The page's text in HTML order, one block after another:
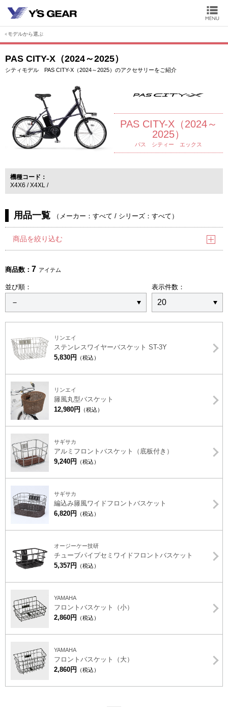
モデルから選ぶ
PAS CITY-X（2024～2025）
シティモデル PAS CITY-X（2024～2025）のアクセサリーをご紹介
PAS CITY-X（2024～
2025）
パス シティー エックス
機種コード
X4X6
X4XL
用品一覧 （ メーカー：すべて / シリーズ：すべて ）
商品を絞り込む
商品数： 7 アイテム
並び順： 表示件数：
リンエイ
ステンレスワイヤーバスケット ST-3Y
5,830円
（税込）
リンエイ
籐風丸型バスケット
12,980円
（税込）
サギサカ
アルミフロントバスケット（底板付き）
9,240円
（税込）
サギサカ
編込み籐風ワイドフロントバスケット
6,820円
（税込）
オージーケー技研
チューブパイプセミワイドフロントバスケット
5,357円
（税込）
YAMAHA
フロントバスケット（小）
2,860円
（税込）
YAMAHA
フロントバスケット（大）
2,860円
（税込）